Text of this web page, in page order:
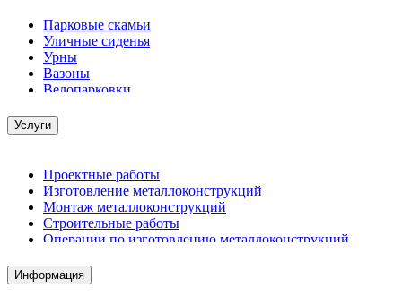
Парковые скамьи
Уличные сиденья
Урны
Вазоны
Велопарковки
Услуги
Проектные работы
Изготовление металлоконструкций
Монтаж металлоконструкций
Строительные работы
Операции по изготовлению металлоконструкций
Комплектация металлопроката
Изготовление винтовых свай
Информация